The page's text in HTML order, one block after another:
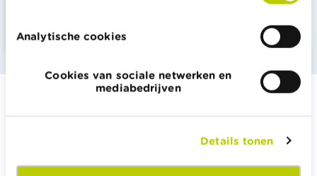
Analytische cookies
Cookies van sociale netwerken en
mediabedrijven
Details tonen
Alle rekentools, checklists en meer
Budget, betalen, lenen en verzekeren